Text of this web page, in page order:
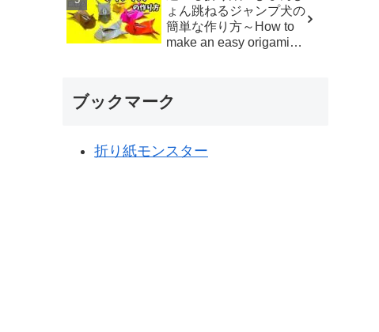
#shorts - Orukirulab Craft
ょん跳ねるジャンプ犬の
簡単な作り方～How to
make an easy origami
ブックマーク
折り紙モンスター